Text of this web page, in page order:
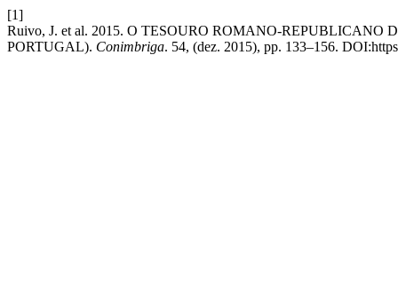
[1]
Ruivo, J. et al. 2015. O TESOURO ROMANO-
PORTUGAL). Conimbriga. 54, (dez. 2015), pp. 133–156.